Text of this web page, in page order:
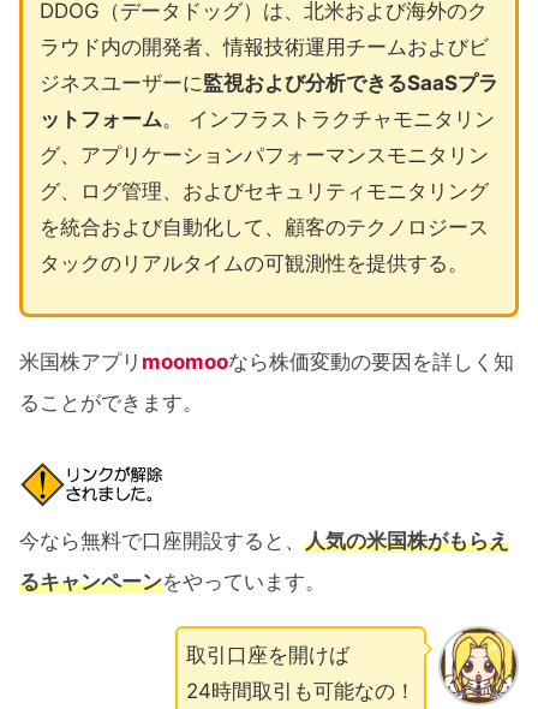
DDOG（データドッグ）は、北米および海外のク
ラウド内の開発者、情報技術運用チームおよびビ
ジネスユーザーに監視および分析できるSaaSプラ
ットフォーム。 インフラストラクチャモニタリン
グ、アプリケーションパフォーマンスモニタリン
グ、ログ管理、およびセキュリティモニタリング
を統合および自動化して、顧客のテクノロジース
タックのリアルタイムの可観測性を提供する。
米国株アプリ moomooなら株価変動の要因を詳しく知
ることができます。
今なら無料で口座開設すると、 人気の米国株がもらえ
るキャンペーンをやっています。
取引口座を開けば
24時間取引も可能なの！